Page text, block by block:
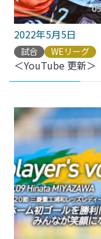
2022年5月5日
試合 WEリーグ